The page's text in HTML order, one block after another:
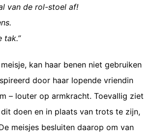
van de rol-stoel af!
tak.”
kan haar benen niet gebruiken
door haar lopende vriendin
– louter op armkracht. Toevallig ziet
doen en in plaats van trots te zijn,
meisjes besluiten daarop om van